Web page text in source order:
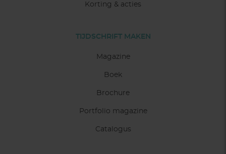
Korting & acties
TIJDSCHRIFT MAKEN
Magazine
Boek
Brochure
Portfolio magazine
Catalogus